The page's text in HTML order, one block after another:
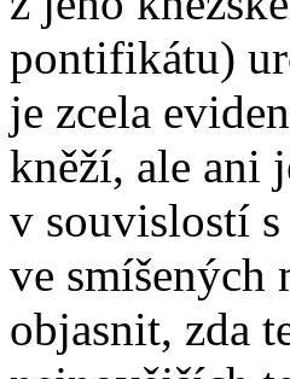
pontifikátu)
je zcela
kněží, ale ani
v souvislostí
ve smíšených
objasnit, zda